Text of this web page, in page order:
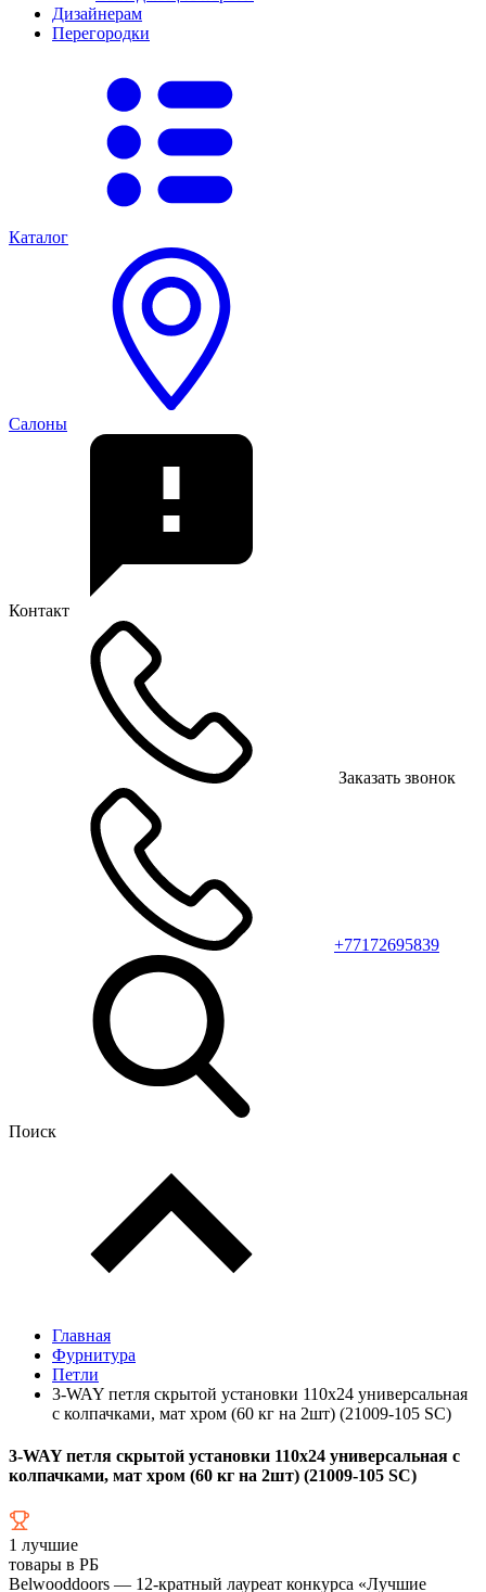
Дизайнерам
Перегородки
Каталог
Салоны
Контакт
Заказать звонок
+77172695839
Поиск
Главная
Фурнитура
Петли
3-WAY петля скрытой установки 110х24 универсальная
с колпачками, мат хром (60 кг на 2шт) (21009-105 SC)
3-WAY петля скрытой установки 110х24 универсальная с
колпачками, мат хром (60 кг на 2шт) (21009-105 SC)
1 лучшие
товары в РБ
Belwooddoors — 12-кратный лауреат конкурса «Лучшие